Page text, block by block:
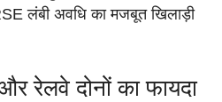
लंबी अवधि का मजबूत खिलाड़ी
रेलवे दोनों का फायदा